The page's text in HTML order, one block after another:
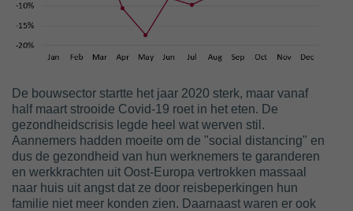
De bouwsector startte het jaar 2020 sterk, maar vanaf
half maart strooide Covid-19 roet in het eten. De
gezondheidscrisis legde heel wat werven stil.
Aannemers hadden moeite om de "social distancing" en
dus de gezondheid van hun werknemers te garanderen
en werkkrachten uit Oost-Europa vertrokken massaal
naar huis uit angst dat ze door reisbeperkingen hun
familie niet meer konden zien. Daarnaast waren er ook